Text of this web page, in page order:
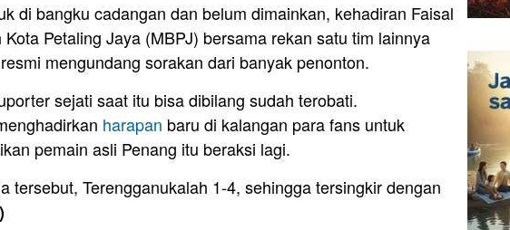
di bangku cadangan dan belum dimainkan, kehadiran Faisal
Petaling Jaya (MBPJ) bersama rekan satu tim lainnya
mengundang sorakan dari banyak penonton.
sejati saat itu bisa dibilang sudah terobati.
harapan baru di kalangan para fans untuk
pemain asli Penang itu beraksi lagi.
tersebut, Terengganukalah 1-4, sehingga tersingkir dengan